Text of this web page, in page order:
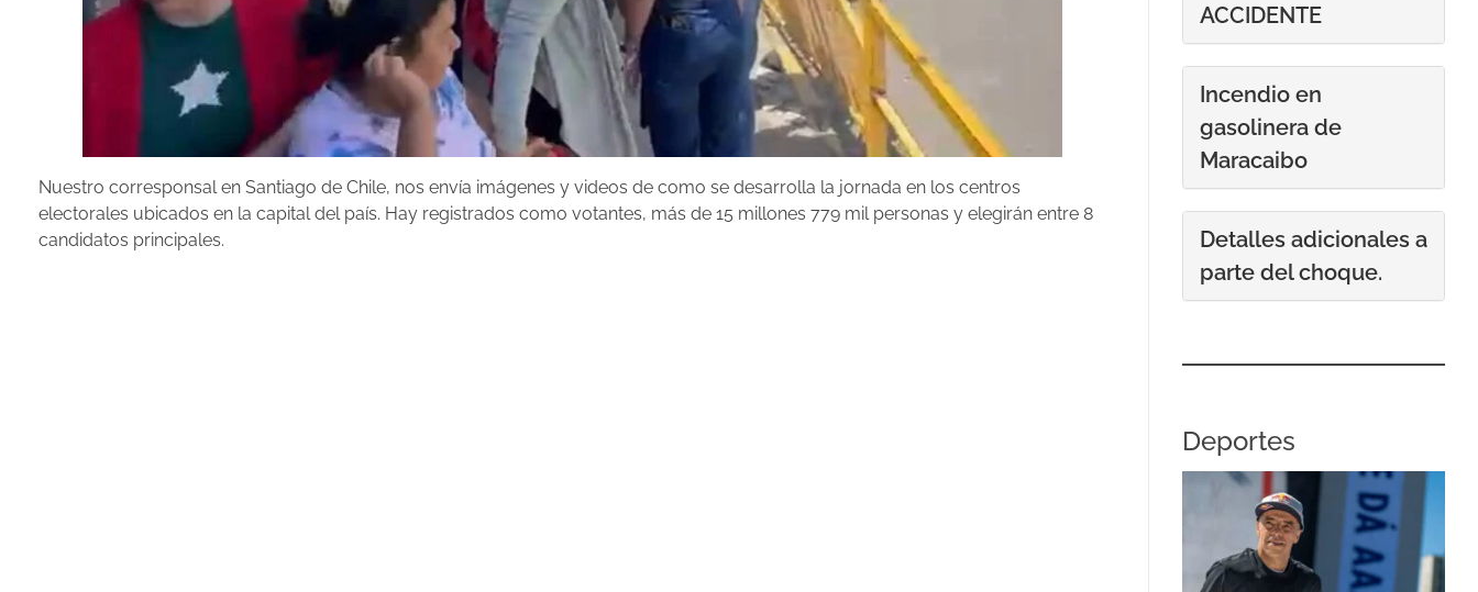
Nuestro corresponsal en Santiago de Chile, nos envía imágenes y videos de como se desarrolla la jornada en los centros
electorales ubicados en la capital del país. Hay registrados como votantes, más de 15 millones 779 mil personas y elegirán entre 8
candidatos principales.
ACCIDENTE
Incendio en
gasolinera de
Maracaibo
Detalles adicionales a
parte del choque.
Deportes